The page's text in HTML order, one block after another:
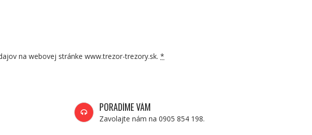
na webovej stránke www.trezor-trezory.sk. *
PORADÍME VÁM
Zavolajte nám na 0905 854 198.